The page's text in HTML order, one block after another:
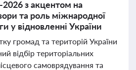
2026 з акцентом на
та роль міжнародної
у відновленні України
громад та територій України
відбір територіальних
самоврядування та